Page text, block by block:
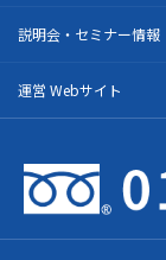
説明会・セミナー情報
運営 Webサイト